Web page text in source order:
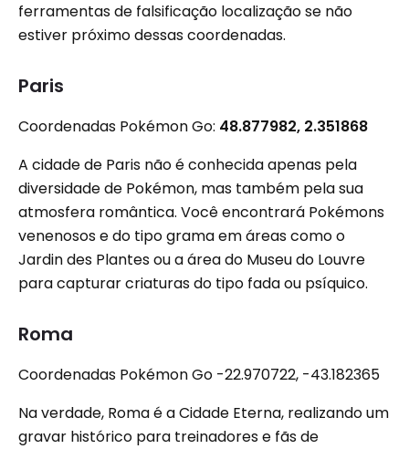
ferramentas de falsificação localização se não
estiver próximo dessas coordenadas.
Paris
Coordenadas Pokémon Go: 48.877982, 2.351868
A cidade de Paris não é conhecida apenas pela
diversidade de Pokémon, mas também pela sua
atmosfera romântica. Você encontrará Pokémons
venenosos e do tipo grama em áreas como o
Jardin des Plantes ou a área do Museu do Louvre
para capturar criaturas do tipo fada ou psíquico.
Roma
Coordenadas Pokémon Go -22.970722, -43.182365
Na verdade, Roma é a Cidade Eterna, realizando um
gravar histórico para treinadores e fãs de